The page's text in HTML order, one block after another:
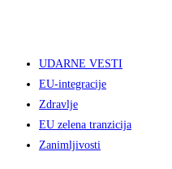
UDARNE VESTI
EU-integracije
Zdravlje
EU zelena tranzicija
Zanimljivosti